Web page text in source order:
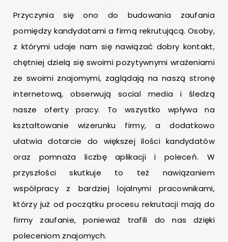
Przyczynia się ono do budowania zaufania
pomiędzy kandydatami a firmą rekrutującą. Osoby,
z którymi udaje nam się nawiązać dobry kontakt,
chętniej dzielą się swoimi pozytywnymi wrażeniami
ze swoimi znajomymi, zaglądają na naszą stronę
internetową, obserwują social media i śledzą
nasze oferty pracy. To wszystko wpływa na
kształtowanie wizerunku firmy, a dodatkowo
ułatwia dotarcie do większej ilości kandydatów
oraz pomnaża liczbę aplikacji i poleceń. W
przyszłości skutkuje to też nawiązaniem
współpracy z bardziej lojalnymi pracownikami,
którzy już od początku procesu rekrutacji mają do
firmy zaufanie, ponieważ trafili do nas dzięki
poleceniom znajomych.